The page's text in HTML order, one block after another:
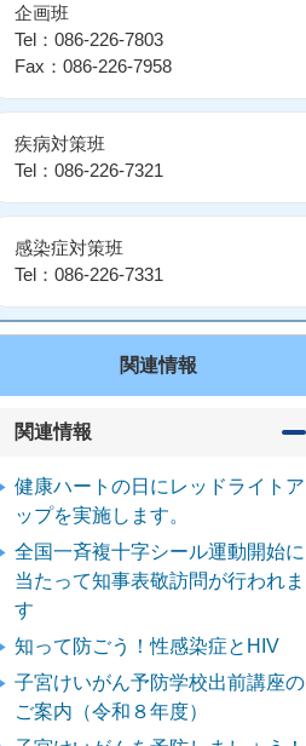
企画班
Tel：086-226-7803
Fax：086-226-7958
疾病対策班
Tel：086-226-7321
感染症対策班
Tel：086-226-7331
関連情報
関連情報
健康ハートの日にレッドライトア
ップを実施します。
全国一斉複十字シール運動開始に
当たって知事表敬訪問が行われま
す
知って防ごう！性感染症とHIV
子宮けいがん予防学校出前講座の
ご案内（令和８年度）